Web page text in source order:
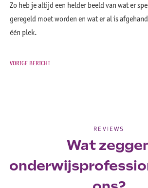
Zo heb je altijd een helder beeld van wat er
geregeld moet worden en wat er al is
één plek.
VORIGE BERICHT
REVIEWS
Wat